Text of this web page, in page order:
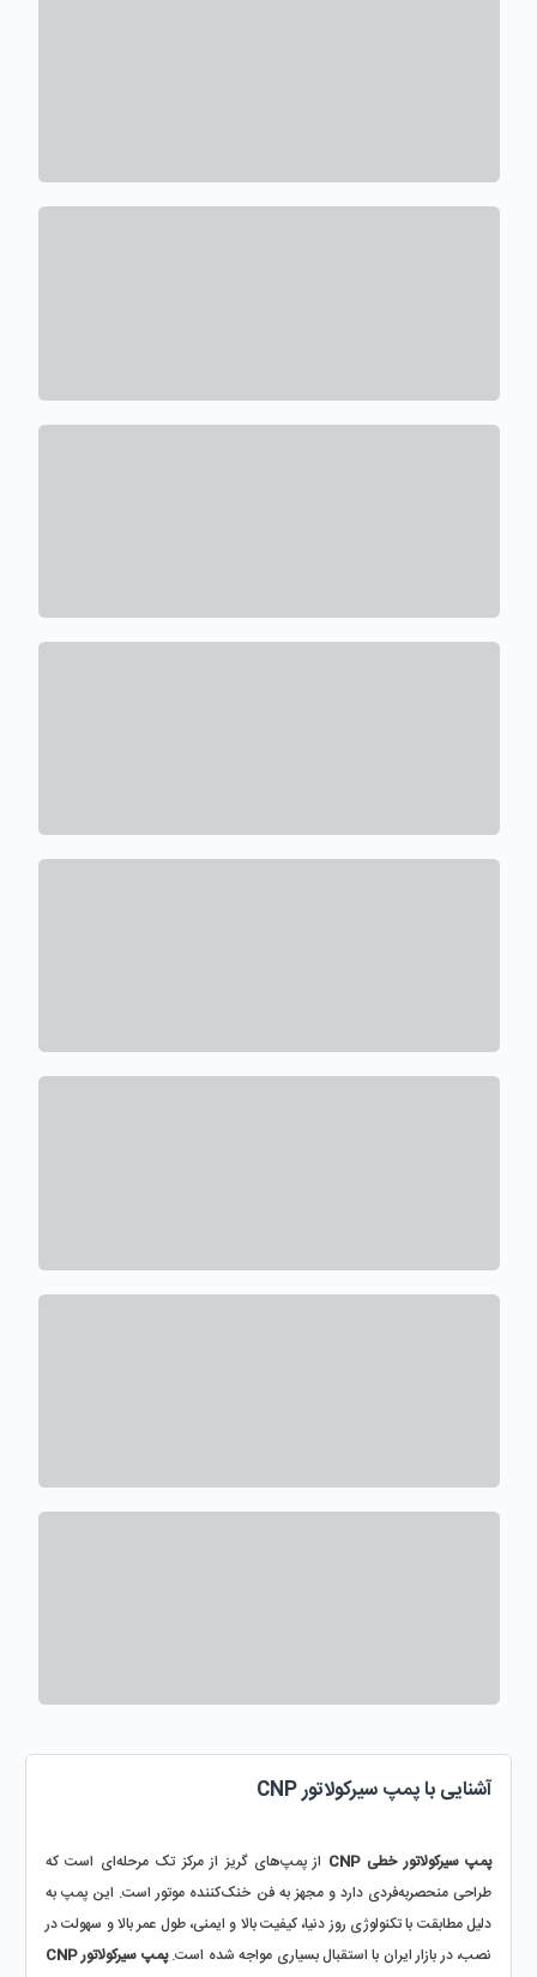
آشنایی با پمپ سیرکولاتور CNP
پمپ سیرکولاتور خطی CNP
دلیل مطابقت با تکنولوژی روز دنیا، کیفیت بالا و ایمنی، طول عمر بالا و سهولت در
نصب، در بازار ایران با استقبال بسیاری مواجه شده است. پمپ سیرکولاتور CNP